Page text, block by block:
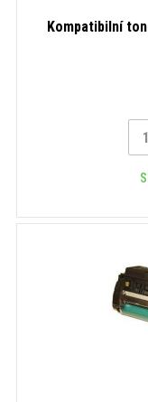
Kompatibilní